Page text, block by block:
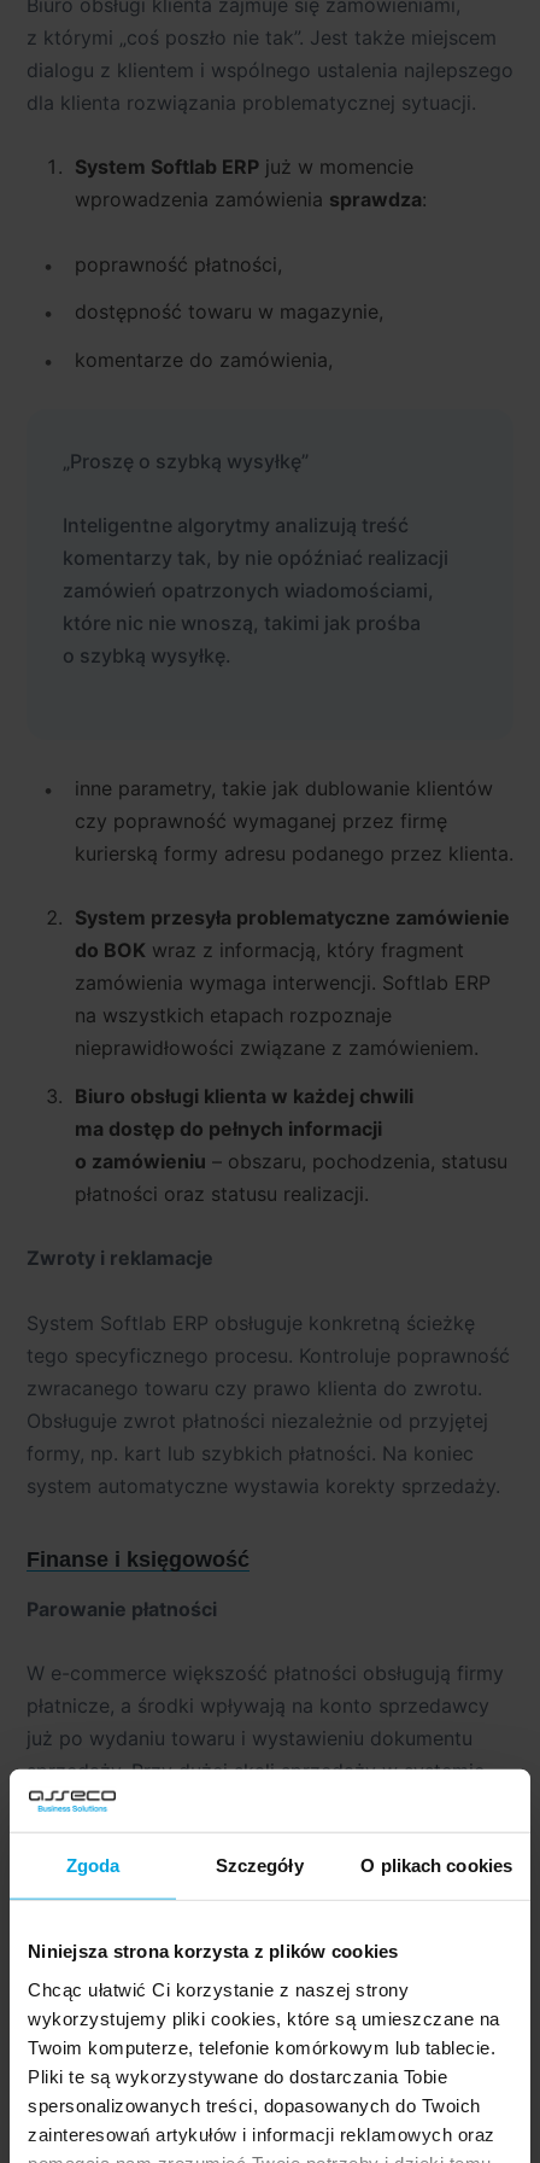
Zgoda Szczegóły O plikach cookies
Niniejsza strona korzysta z plików cookies
Chcąc ułatwić Ci korzystanie z naszej strony
wykorzystujemy pliki cookies, które są umieszczane na
Twoim komputerze, telefonie komórkowym lub tablecie.
Pliki te są wykorzystywane do dostarczania Tobie
spersonalizowanych treści, dopasowanych do Twoich
zainteresowań artykułów i informacji reklamowych oraz
z którymi „coś poszło nie tak”. Jest także miejscem
dialogu z klientem i wspólnego ustalenia najlepszego
dla klienta rozwiązania problematycznej sytuacji.
System Softlab ERP już w momencie
wprowadzenia zamówienia sprawdza:
poprawność płatności,
dostępność towaru w magazynie,
komentarze do zamówienia,
„Proszę o szybką wysyłkę”
Inteligentne algorytmy analizują treść
komentarzy tak, by nie opóźniać realizacji
zamówień opatrzonych wiadomościami,
które nic nie wnoszą, takimi jak prośba
o szybką wysyłkę.
inne parametry, takie jak dublowanie klientów
czy poprawność wymaganej przez firmę
kurierską formy adresu podanego przez klienta.
System przesyła problematyczne zamówienie
do BOK wraz z informacją, który fragment
zamówienia wymaga interwencji. Softlab ERP
na wszystkich etapach rozpoznaje
nieprawidłowości związane z zamówieniem.
Biuro obsługi klienta w każdej chwili
ma dostęp do pełnych informacji
o zamówieniu – obszaru, pochodzenia, statusu
płatności oraz statusu realizacji.
Zwroty i reklamacje
System Softlab ERP obsługuje konkretną ścieżkę
tego specyficznego procesu. Kontroluje poprawność
zwracanego towaru czy prawo klienta do zwrotu.
Obsługuje zwrot płatności niezależnie od przyjętej
formy, np. kart lub szybkich płatności. Na koniec
system automatyczne wystawia korekty sprzedaży.
Finanse i księgowość
Parowanie płatności
W e-commerce większość płatności obsługują firmy
płatnicze, a środki wpływają na konto sprzedawcy
już po wydaniu towaru i wystawieniu dokumentu
sprzedaży. Przy dużej skali sprzedaży w systemie
finansowo-księgowym musi nastąpić parowanie
płatności z poszczególnych transakcji z wpływami.
Kiedy wpływa zamówienie, system planuje zbiórkę
i kompletację. Następnie odbywa się zbieranie
towaru na magazynie, sortownie, pakowanie
i na końcu wydanie towaru. Aby osiągnąć pełną
wydajność procesów magazynowych w e-commerce
należy zastosować strategie kompletacji
odpowiednie dla rodzaju zamówień.